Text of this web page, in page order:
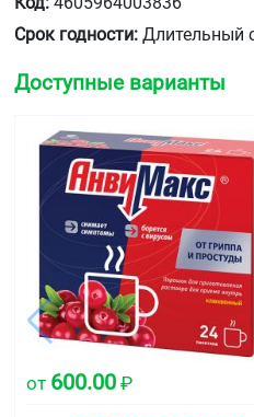
Срок годности: Длительный
Доступные варианты
от 600.00 ₽